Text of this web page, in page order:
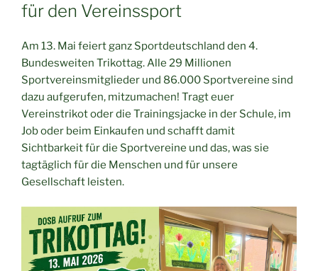
für den Vereinssport
Am 13. Mai feiert ganz Sportdeutschland den 4.
Bundesweiten Trikottag. Alle 29 Millionen
Sportvereinsmitglieder und 86.000 Sportvereine sind
dazu aufgerufen, mitzumachen! Tragt euer
Vereinstrikot oder die Trainingsjacke in der Schule, im
Job oder beim Einkaufen und schafft damit
Sichtbarkeit für die Sportvereine und das, was sie
tagtäglich für die Menschen und für unsere
Gesellschaft leisten.